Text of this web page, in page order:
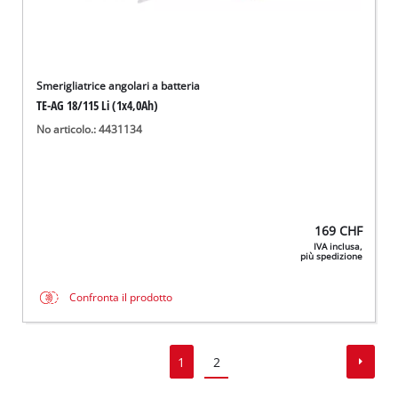
Smerigliatrice angolari a batteria
TE-AG 18/115 Li (1x4,0Ah)
No articolo.: 4431134
169 CHF
IVA inclusa,
più spedizione
Confronta il prodotto
1 2